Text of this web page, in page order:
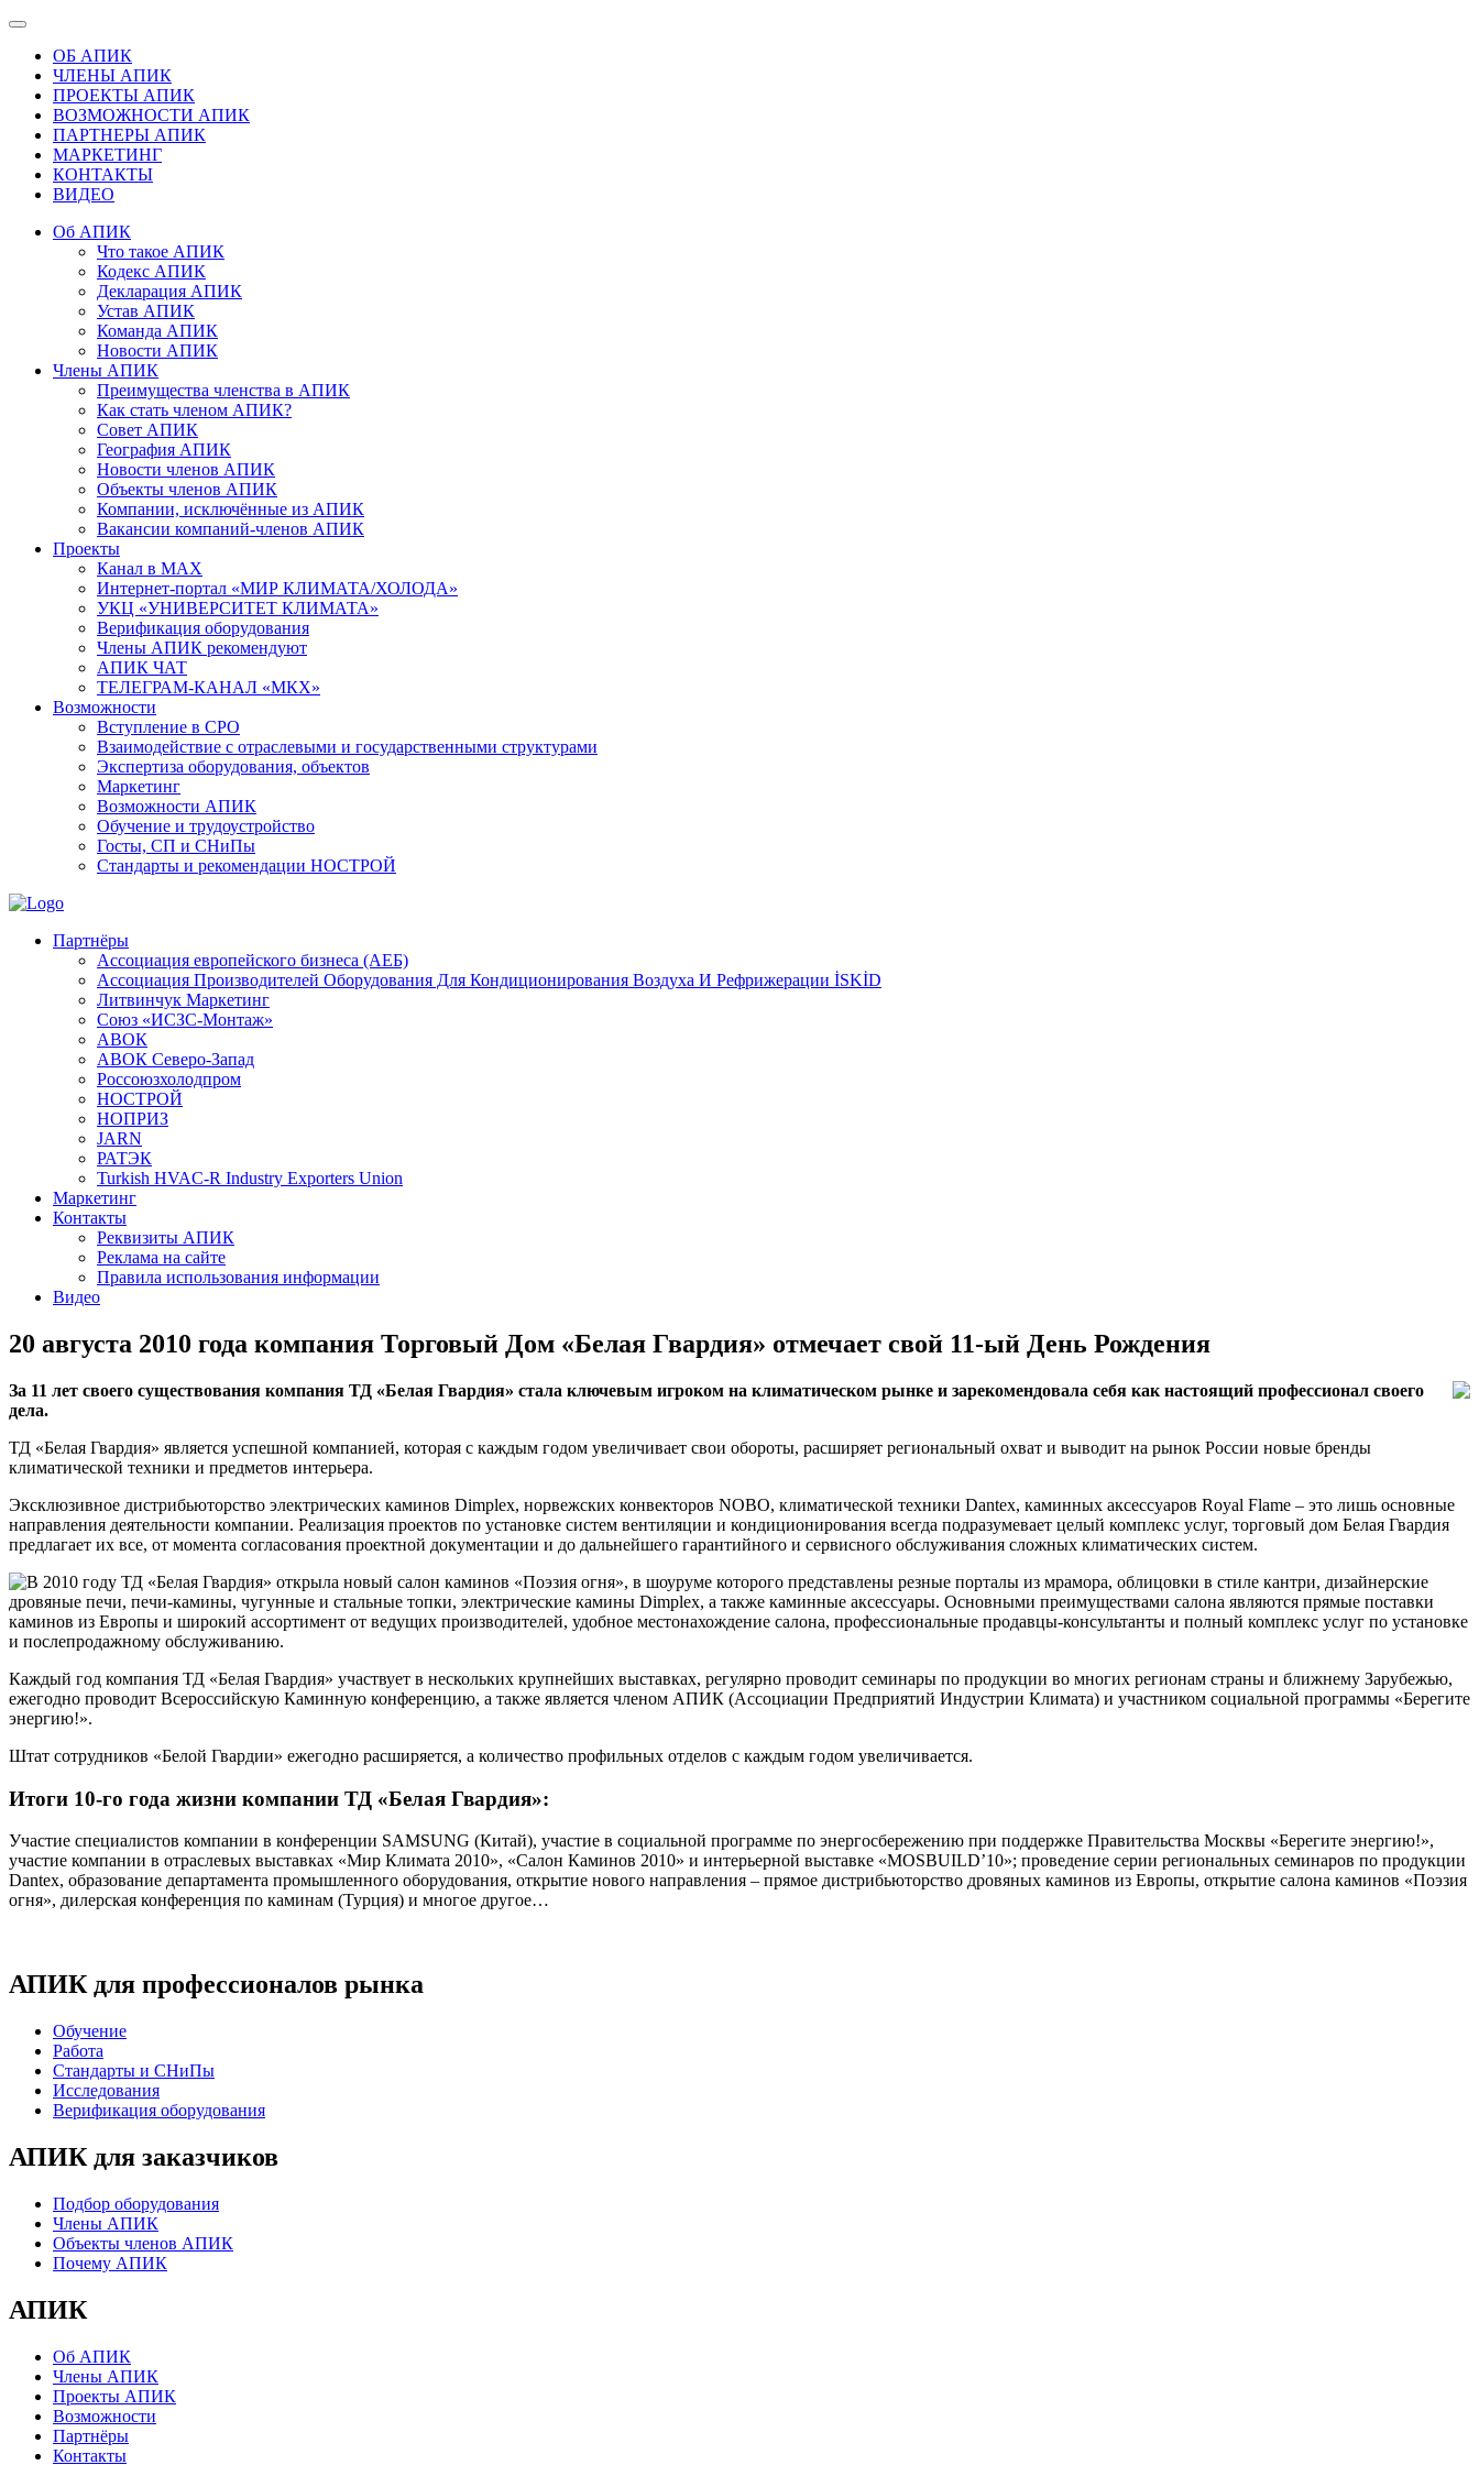
ОБ АПИК
ЧЛЕНЫ АПИК
ПРОЕКТЫ АПИК
ВОЗМОЖНОСТИ АПИК
ПАРТНЕРЫ АПИК
МАРКЕТИНГ
КОНТАКТЫ
ВИДЕО
Об АПИК
Что такое АПИК
Кодекс АПИК
Декларация АПИК
Устав АПИК
Команда АПИК
Новости АПИК
Члены АПИК
Преимущества членства в АПИК
Как стать членом АПИК?
Совет АПИК
География АПИК
Новости членов АПИК
Объекты членов АПИК
Компании, исключённые из АПИК
Вакансии компаний-членов АПИК
Проекты
Канал в MAX
Интернет-портал «МИР КЛИМАТА/ХОЛОДА»
УКЦ «УНИВЕРСИТЕТ КЛИМАТА»
Верификация оборудования
Члены АПИК рекомендуют
АПИК ЧАТ
ТЕЛЕГРАМ-КАНАЛ «МКХ»
Возможности
Вступление в СРО
Взаимодействие с отраслевыми и государственными структурами
Экспертиза оборудования, объектов
Маркетинг
Возможности АПИК
Обучение и трудоустройство
Госты, СП и СНиПы
Стандарты и рекомендации НОСТРОЙ
Партнёры
Ассоциация европейского бизнеса (АЕБ)
Aссоциация Производителей Оборудования Для Кондиционирования Воздуха И Рефрижерации İSKİD
Литвинчук Маркетинг
Союз «ИСЗС-Монтаж»
АВОК
АВОК Северо-Запад
Россоюзхолодпром
НОСТРОЙ
НОПРИЗ
JARN
РАТЭК
Turkish HVAC-R Industry Exporters Union
Маркетинг
Контакты
Реквизиты АПИК
Реклама на сайте
Правила использования информации
Видео
20 августа 2010 года компания Торговый Дом «Белая Гвардия» отмечает свой 11-ый День Рождения
За 11 лет своего существования компания ТД «Белая Гвардия» стала ключевым игроком на климатическом рынке и зарекомендовала себя как настоящий профессионал своего
дела.
ТД «Белая Гвардия» является успешной компанией, которая с каждым годом увеличивает свои обороты, расширяет региональный охват и выводит на рынок России новые бренды
климатической техники и предметов интерьера.
Эксклюзивное дистрибьюторство электрических каминов Dimplex, норвежских конвекторов NOBO, климатической техники Dantex, каминных аксессуаров Royal Flame – это лишь основные
направления деятельности компании. Реализация проектов по установке систем вентиляции и кондиционирования всегда подразумевает целый комплекс услуг, торговый дом Белая Гвардия
предлагает их все, от момента согласования проектной документации и до дальнейшего гарантийного и сервисного обслуживания сложных климатических систем.
В 2010 году ТД «Белая Гвардия» открыла новый салон каминов «Поэзия огня», в шоуруме которого представлены резные порталы из мрамора, облицовки в стиле кантри, дизайнерские
дровяные печи, печи-камины, чугунные и стальные топки, электрические камины Dimplex, а также каминные аксессуары. Основными преимуществами салона являются прямые поставки
каминов из Европы и широкий ассортимент от ведущих производителей, удобное местонахождение салона, профессиональные продавцы-консультанты и полный комплекс услуг по установке
и послепродажному обслуживанию.
Каждый год компания ТД «Белая Гвардия» участвует в нескольких крупнейших выставках, регулярно проводит семинары по продукции во многих регионам страны и ближнему Зарубежью,
ежегодно проводит Всероссийскую Каминную конференцию, а также является членом АПИК (Ассоциации Предприятий Индустрии Климата) и участником социальной программы «Берегите
энергию!».
Штат сотрудников «Белой Гвардии» ежегодно расширяется, а количество профильных отделов с каждым годом увеличивается.
Итоги 10-го года жизни компании ТД «Белая Гвардия»:
Участие специалистов компании в конференции SAMSUNG (Китай), участие в социальной программе по энергосбережению при поддержке Правительства Москвы «Берегите энергию!»,
участие компании в отраслевых выставках «Мир Климата 2010», «Салон Каминов 2010» и интерьерной выставке «MOSBUILD’10»; проведение серии региональных семинаров по продукции
Dantex, образование департамента промышленного оборудования, открытие нового направления – прямое дистрибьюторство дровяных каминов из Европы, открытие салона каминов «Поэзия
огня», дилерская конференция по каминам (Турция) и многое другое…
АПИК для профессионалов рынка
Обучение
Работа
Стандарты и СНиПы
Исследования
Верификация оборудования
АПИК для заказчиков
Подбор оборудования
Члены АПИК
Объекты членов АПИК
Почему АПИК
АПИК
Об АПИК
Члены АПИК
Проекты АПИК
Возможности
Партнёры
Контакты